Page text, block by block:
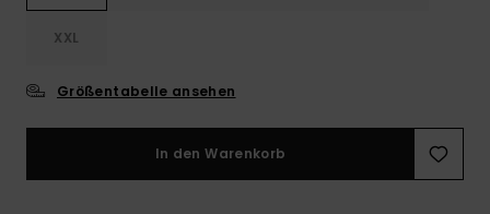
XXL
Größentabelle ansehen
In den Warenkorb